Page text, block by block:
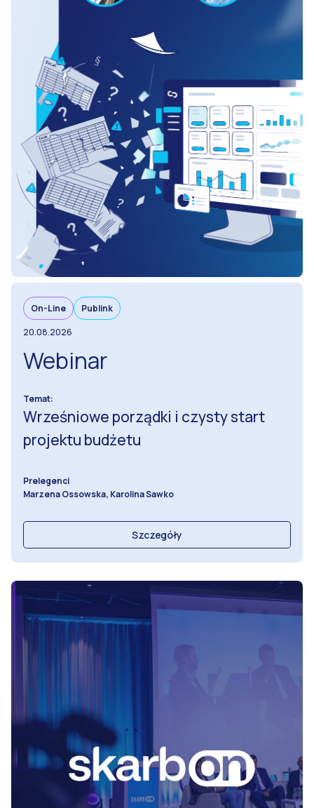
On-Line
Publink
20.08.2026
Webinar
Temat:
Wrześniowe porządki i czysty start
projektu budżetu
Prelegenci
Marzena Ossowska, Karolina Sawko
Szczegóły